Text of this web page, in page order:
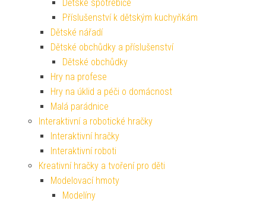
Dětské spotřebiče
Příslušenství k dětským kuchyňkám
Dětské nářadí
Dětské obchůdky a příslušenství
Dětské obchůdky
Hry na profese
Hry na úklid a péči o domácnost
Malá parádnice
Interaktivní a robotické hračky
Interaktivní hračky
Interaktivní roboti
Kreativní hračky a tvoření pro děti
Modelovací hmoty
Modelíny